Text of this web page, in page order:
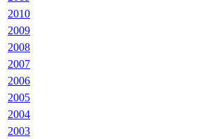
2010
2009
2008
2007
2006
2005
2004
2003